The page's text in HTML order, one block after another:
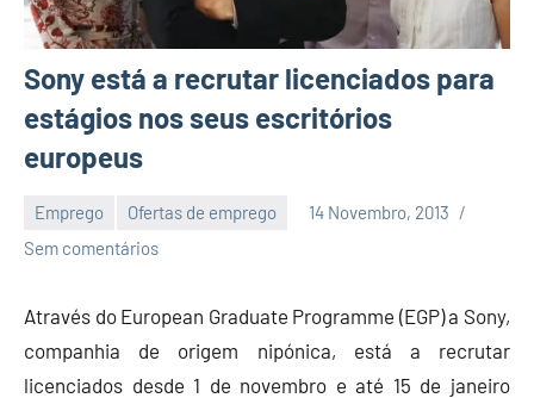
Sony está a recrutar licenciados para
estágios nos seus escritórios
europeus
Emprego Ofertas de emprego
14 Novembro, 2013
Economia
Finanças
Sem comentários
Através do European Graduate Programme (EGP) a Sony,
companhia de origem nipónica, está a recrutar
licenciados desde 1 de novembro e até 15 de janeiro